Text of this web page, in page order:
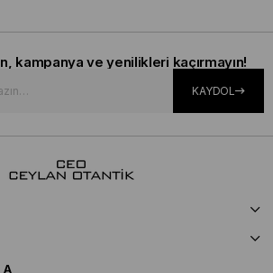
kampanya ve yenilikleri kaçırmayın!
KAYDOL